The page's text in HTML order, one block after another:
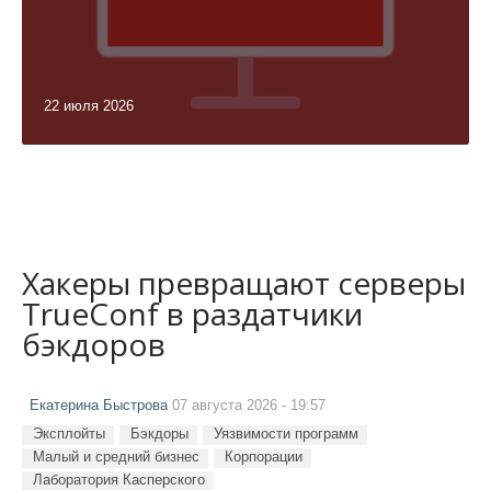
22 июля 2026
Хакеры превращают серверы
TrueConf в раздатчики
бэкдоров
Екатерина Быстрова 07 августа 2026 - 19:57
Эксплойты Бэкдоры
Уязвимости программ
Малый и средний бизнес
Корпорации
Лаборатория Касперского